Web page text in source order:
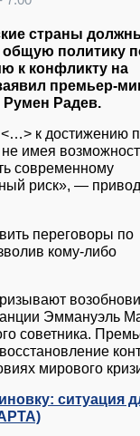
страны
общую политику
к конфликту на
премьер-
Румен Радев.
<…> к достижению
имея
современному
риск», —
переговоры по
кому-либо
Эммануэль
советника.
мирового
ситуация